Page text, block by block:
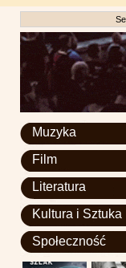
Muzyka
Film
Literatura
Kultura i Sztuka
Społeczność